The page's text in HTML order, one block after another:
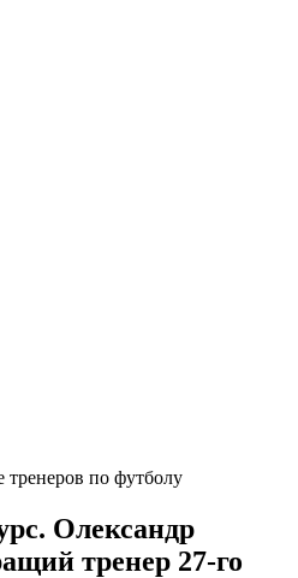
тренеров по футболу
Олександр
тренер 27-го